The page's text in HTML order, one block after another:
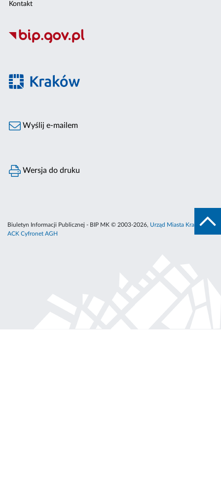
Kontakt
Wyślij e-mailem
Wersja do druku
Biuletyn Informacji Publicznej - BIP MK © 2003-2026, Urząd Miasta Krakowa
ACK Cyfronet AGH